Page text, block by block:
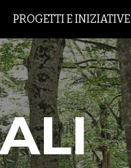
PROGETTI E INIZIATIVE